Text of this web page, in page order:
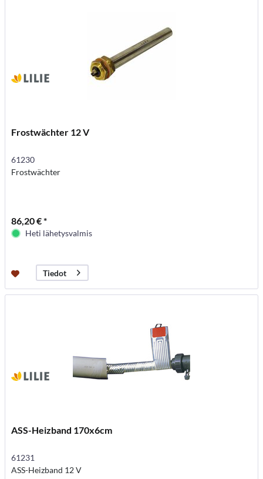
Frostwächter 12 V
61230
Frostwächter
86,20 € *
Heti lähetysvalmis
Tiedot
ASS-Heizband 170x6cm
61231
ASS-Heizband 12 V